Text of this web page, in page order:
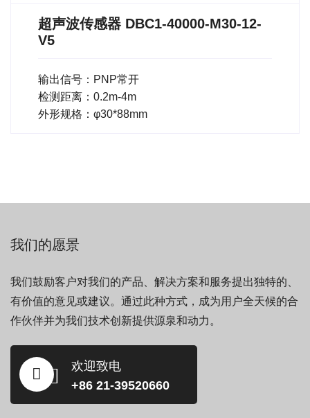
超声波传感器 DBC1-40000-M30-12-
V5
输出信号：PNP常开
检测距离：0.2m-4m
外形规格：φ30*88mm
我们的愿景
我们鼓励客户对我们的产品、解决方案和服务提出独特的、
有价值的意见或建议。通过此种方式，成为用户全天候的合
作伙伴并为我们技术创新提供源泉和动力。
欢迎致电
+86 21-39520660